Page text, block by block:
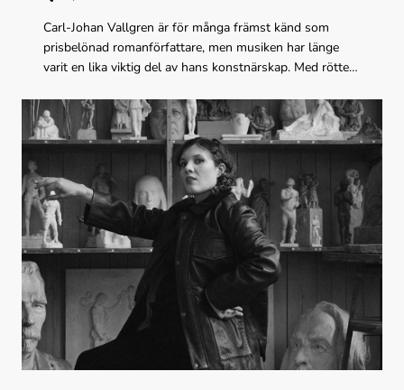
Carl-Johan Vallgren är för många främst känd som
prisbelönad romanförfattare, men musiken har länge
varit en lika viktig del av hans konstnärskap. Med rötter i
mer litterärt uttryck, där personliga texter, ofta mörkt
humoristiska och med en tydlig blick för livets
skavanker, får ta plats. Nu är han aktuell med ny musik.
Ett intimt album om omvälvande kärlek, plötslig död
och förlamande sorg. I november ger han sig ut på turné
och den 20 november kommer han till Kulturens hus.